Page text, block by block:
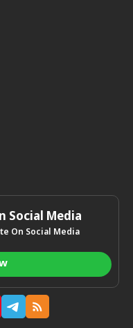
Social Media
On Social Media